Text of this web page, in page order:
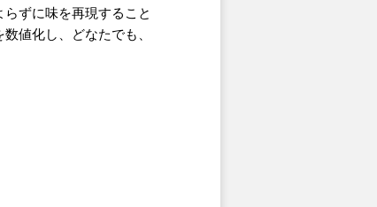
ずに味を再現すること
値化し、どなたでも、